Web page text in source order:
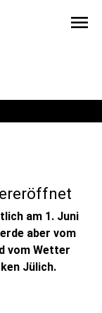
menu
am 1. Juni
aber vom
vom Wetter
Jülich.